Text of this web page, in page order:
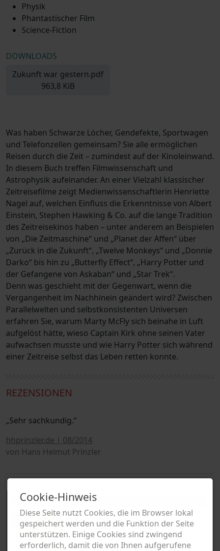
Physik
Phantastischer Film
Science-Fiction
DOWNLOADS
Zukunft war gestern.pdf
963,8 KiB
Was haben Schwarze Löcher, Gendefekte, Sportwagen
und Telefonzellen gemeinsam? Sie alle ermöglichen
Reisen durch die Zeit – zumindest auf der Kinoleinwand.
In diesem Buch treffen Filmwissenschaft und
Astrophysik aufeinander. An einer Vielzahl klassischer
Zeitreisefilme zeigt Medienwissenschaftlerin Henriette
Nagel auf, welchen Einfluss die Erkenntnisse von Albert
Einstein, Stephen Hawking & Co. auf die lange Tradition
des Zeitreisekinos haben – unter anderem an Beispielen
von „Die Zeitmaschine“ und „Planet der Affen“ über
„Zurück in die Zukunft“, „Twelve Monkeys“ und „Donnie
Darko“ bis hin zu „Butterfly Effect“, „Harry Potter und
der Gefangene von Askaban“ und „Star Trek“.
Denn was geschieht mit der Gegenwart, wenn die
Vergangenheit im Nachhinein geändert wird? Zwischen
Parallelwelten und selbstkonsistenten Universen
erfahren Sie, warum Marty McFly sich beinahe in Luft
aufgelöst hätte, wieso Captain Kirk ohne seinen Vater
aufwachsen musste und wie Harry Potter sich während
einer Zeitreise selbst das Leben retten konnte.
REZENSIONEN
„Sehr sachkundig.“
hhprinzler.de | 08/2014
von Hans Helmut Prinzler
Cookie-Hinweis
Diese Seite nutzt Cookies, die im Browser lokal
gespeichert werden und die Funktion der Seite
unterstützen. Einige Cookies sind zwingend
erforderlich, damit die von Ihnen aufgerufene